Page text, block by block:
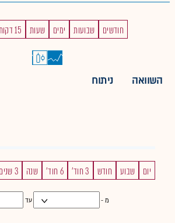
חודשים שבועות ימים שעות 15 דקות
השוואה ניתוח
יום שבוע חודש 3 חוד' 6 חוד' שנה 3 שנים
מ - עד